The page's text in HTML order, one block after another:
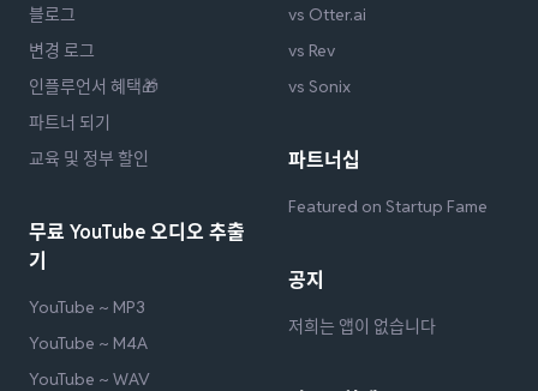
블로그
변경 로그
인플루언서 혜택🎁
파트너 되기
교육 및 정부 할인
무료 YouTube 오디오 추출
기
YouTube ~ MP3
YouTube ~ M4A
YouTube ~ WAV
vs Otter.ai
vs Rev
vs Sonix
파트너십
Featured on Startup Fame
공지
저희는 앱이 없습니다